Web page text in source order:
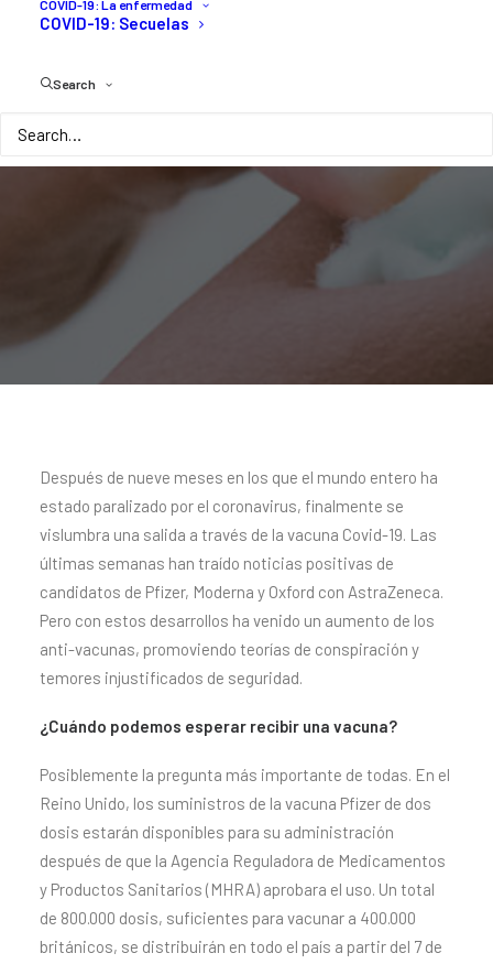
COVID-19: La enfermedad
COVID-19: Secuelas
Search
en menos
Después de nueve meses en los que el mundo entero ha
estado paralizado por el coronavirus, finalmente se
vislumbra una salida a través de la vacuna Covid-19. Las
últimas semanas han traído noticias positivas de
candidatos de Pfizer, Moderna y Oxford con AstraZeneca.
Pero con estos desarrollos ha venido un aumento de los
anti-vacunas, promoviendo teorías de conspiración y
temores injustificados de seguridad.
¿Cuándo podemos esperar recibir una vacuna?
Posiblemente la pregunta más importante de todas. En el
Reino Unido, los suministros de la vacuna Pfizer de dos
dosis estarán disponibles para su administración
después de que la Agencia Reguladora de Medicamentos
y Productos Sanitarios (MHRA) aprobara el uso. Un total
de 800.000 dosis, suficientes para vacunar a 400.000
británicos, se distribuirán en todo el país a partir del 7 de